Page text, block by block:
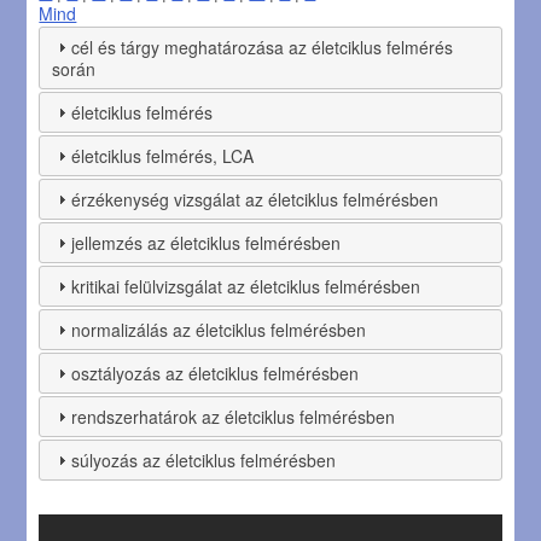
Mind
cél és tárgy meghatározása az életciklus felmérés
során
életciklus felmérés
életciklus felmérés, LCA
érzékenység vizsgálat az életciklus felmérésben
jellemzés az életciklus felmérésben
kritikai felülvizsgálat az életciklus felmérésben
normalizálás az életciklus felmérésben
osztályozás az életciklus felmérésben
rendszerhatárok az életciklus felmérésben
súlyozás az életciklus felmérésben